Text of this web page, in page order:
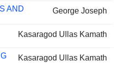
AND
George Joseph
Kasaragod Ullas Kamath
Kasaragod Ullas Kamath